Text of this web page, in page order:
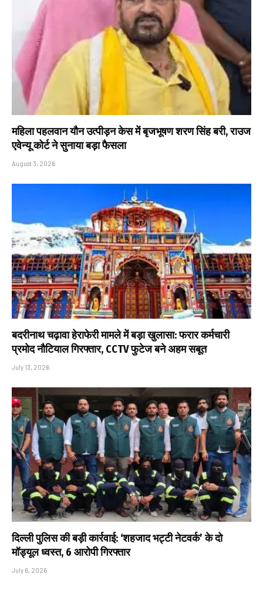
महिला पहलवान यौन उत्पीड़न केस में बृजभूषण शरण सिंह बरी, राउज
एवेन्यू कोर्ट ने सुनाया बड़ा फैसला
August 3, 2026
बदरीनाथ चढ़ावा हेराफेरी मामले में बड़ा खुलासा: फरार कर्मचारी
प्रमोद नौटियाल गिरफ्तार, CCTV फुटेज बने अहम सबूत
July 13, 2026
दिल्ली पुलिस की बड़ी कार्रवाई: ‘शहजाद भट्टी नेटवर्क’ के दो
मॉड्यूल ध्वस्त, 6 आरोपी गिरफ्तार
July 6, 2026